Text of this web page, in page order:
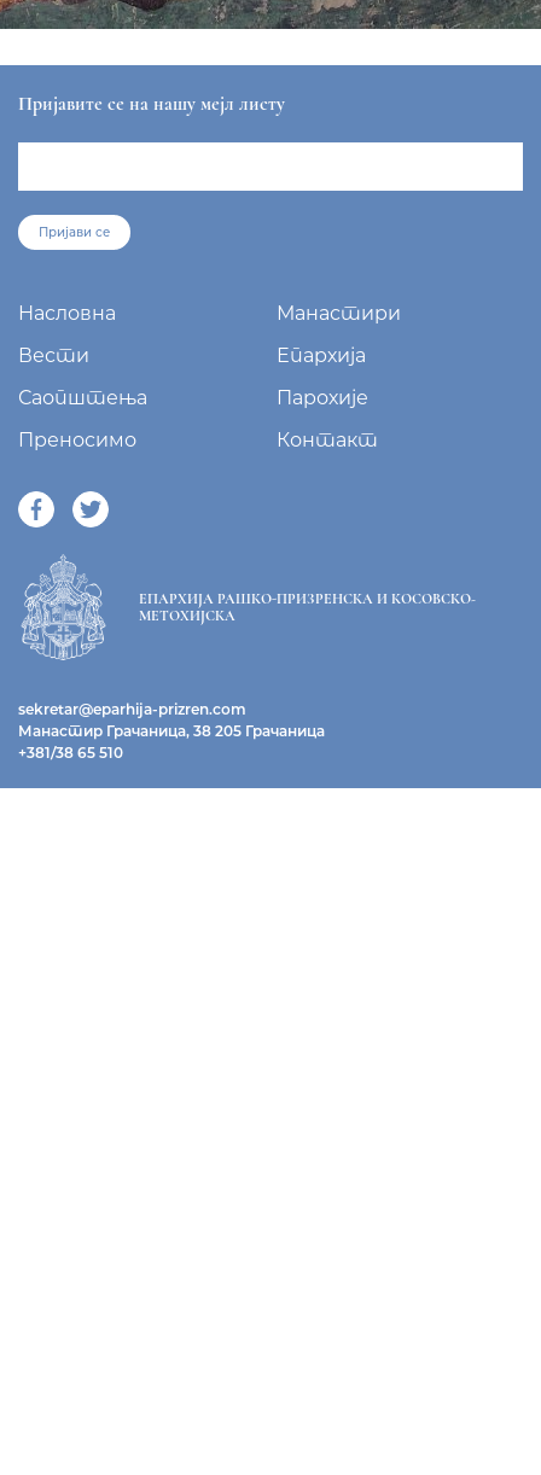
Пријавите се на нашу мејл листу
Пријави се
Насловна
Манастири
Вести
Епархија
Саопштења
Парохије
Преносимо
Контакт
ЕПАРХИЈА РАШКО-ПРИЗРЕНСКА И КОСОВСКО-
МЕТОХИЈСКА
sekretar@eparhija-prizren.com
Манастир Грачаница, 38 205 Грачаница
+381/38 65 510